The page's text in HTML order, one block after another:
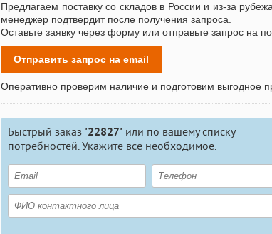
Предлагаем поставку со складов в России и из-за
менеджер подтвердит после получения запроса.
Оставьте заявку через форму или отправьте запрос на
Отправить запрос на email
Оперативно проверим наличие и подготовим выгодное
Быстрый заказ '22827' или по вашему списку
потребностей. Укажите все необходимое.